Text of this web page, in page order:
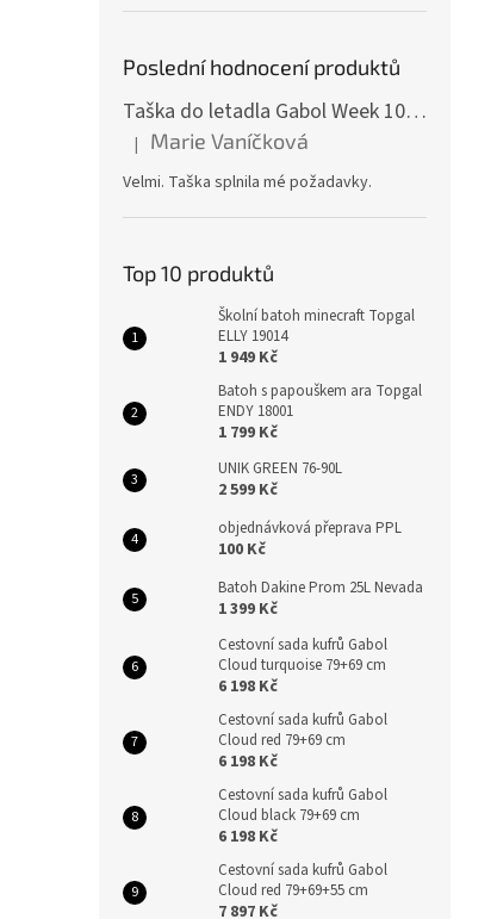
Poslední hodnocení produktů
Taška do letadla Gabol Week 100510 red
Hodnocení produktu je 5 z 5 hvězdiček.
| Marie Vaníčková
Velmi. Taška splnila mé požadavky.
Top 10 produktů
Školní batoh minecraft Topgal
ELLY 19014
1 949 Kč
Batoh s papouškem ara Topgal
ENDY 18001
1 799 Kč
UNIK GREEN 76-90L
2 599 Kč
objednávková přeprava PPL
100 Kč
Batoh Dakine Prom 25L Nevada
1 399 Kč
Cestovní sada kufrů Gabol
Cloud turquoise 79+69 cm
6 198 Kč
Cestovní sada kufrů Gabol
Cloud red 79+69 cm
6 198 Kč
Cestovní sada kufrů Gabol
Cloud black 79+69 cm
6 198 Kč
Cestovní sada kufrů Gabol
Cloud red 79+69+55 cm
7 897 Kč